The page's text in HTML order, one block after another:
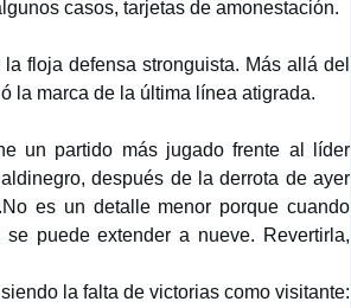
casos, tarjetas de amonestación.
floja defensa stronguista. Más allá del
la marca de la última línea atigrada.
un partido más jugado frente al líder
después de la derrota de ayer
es un detalle menor porque cuando
puede extender a nueve. Revertirla,
la falta de victorias como visitante: